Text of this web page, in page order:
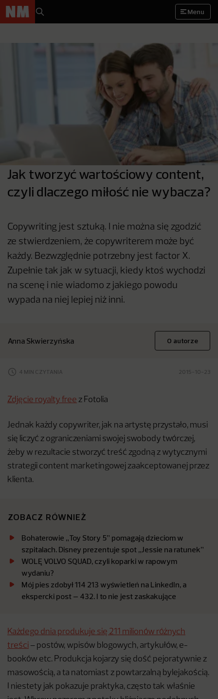
Menu
Jak tworzyć wartościowy content,
czyli dlaczego miłość nie wybacza?
Copywriting jest sztuką. I nie można się zgodzić
ze stwierdzeniem, że copywriterem może być
każdy. Bezwzględnie potrzebny jest factor X.
Zupełnie tak jak w sytuacji, kiedy ktoś wychodzi
na scenę i nie wiadomo z jakiego powodu
wypada na niej lepiej niż inni.
Anna Skwierzyńska O autorze
4 MIN CZYTANIA 2015-10-23
Zdjęcie royalty free z Fotolia
Jednak każdy copywriter, jak na artystę przystało, musi
się liczyć z ograniczeniami swojej swobody twórczej,
żeby w rezultacie stworzyć treść zgodną z wytycznymi
strategii content marketingowej zaakceptowanej przez
klienta.
ZOBACZ RÓWNIEŻ
Bohaterowie „Toy Story 5” pomagają dzieciom w
szpitalach. Disney prezentuje spot „Jessie na ratunek”
WOLĘ VOLVO SQUAD, czyli koparki w rapowym
wydaniu?
Mój pies zdobył 114 213 wyświetleń na LinkedIn, a
ekspercki post – 432. I to nie jest zaskakujące
Każdego dnia produkuje się 211 milionów różnych
treści – postów, wpisów blogowych, artykułów, e-
booków etc. Produkcja kojarzy się dość pejoratywnie z
masowością, a ta natomiast z powtarzalną bylejakością.
I niestety jak pokazuje praktyka, często tak właśnie